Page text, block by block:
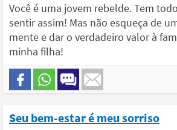
Você é uma jovem rebelde. Tem
sentir assim! Mas não esqueça de
mente e dar o verdadeiro valor à
minha filha!
Seu bem-estar é meu sorriso